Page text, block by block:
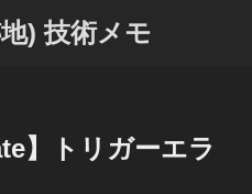
) 技術メモ
】トリガーエラ